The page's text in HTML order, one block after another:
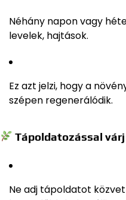
Néhány napon vagy
levelek, hajtások.
Ez azt jelzi, hogy a
szépen regenerálódik.
Tápoldatozással
Ne adj tápoldatot